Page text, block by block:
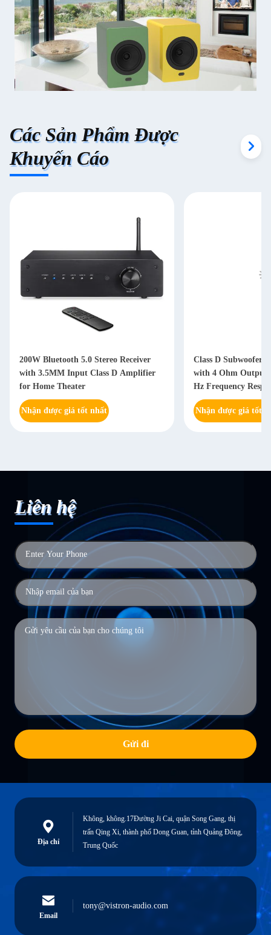
Các Sản Phẩm Được
Khuyến Cáo
200W Bluetooth 5.0 Stereo Receiver
with 3.5MM Input Class D Amplifier
for Home Theater
Nhận được giá tốt nhất
Class D Subwoofer
with 4 Ohm Output
Hz Frequency
Power Supply
Nhận được giá tốt
Liên hệ
Gửi đi
Địa chỉ
Không, không.17Đường Ji Cai, quận Song Gang, thị
trấn Qing Xi, thành phố Dong Guan, tỉnh Quảng Đông,
Trung Quốc
Email
tony@vistron-audio.com